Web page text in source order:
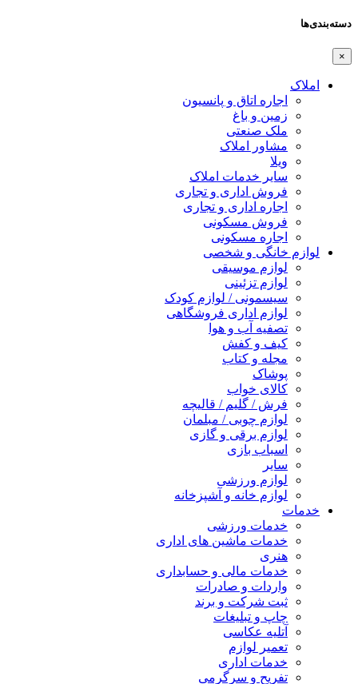
دسته‌بندی‌ها
×
املاک
اجاره اتاق و پانسیون
زمین و باغ
ملک صنعتی
مشاور املاک
ویلا
سایر خدمات املاک
فروش اداری و تجاری
اجاره اداری و تجاری
فروش مسکونی
اجاره مسکونی
لوازم خانگی و شخصی
لوازم موسیقی
لوازم تزئینی
سیسمونی / لوازم کودک
لوازم اداری فروشگاهی
تصفیه آب و هوا
کیف و کفش
مجله و کتاب
پوشاک
کالای خواب
فرش / گلیم / قالیچه
لوازم چوبی / مبلمان
لوازم برقی و گازی
اسباب بازی
سایر
لوازم ورزشی
لوازم خانه و آشپزخانه
خدمات
خدمات ورزشی
خدمات ماشین های اداری
هنری
خدمات مالی و حسابداری
واردات و صادرات
ثبت شرکت و برند
چاپ و تبلیغات
آتلیه عکاسی
تعمیر لوازم
خدمات اداری
تفریح و سرگرمی